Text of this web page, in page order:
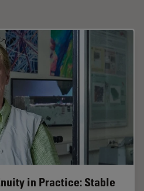
in Practice: Stable